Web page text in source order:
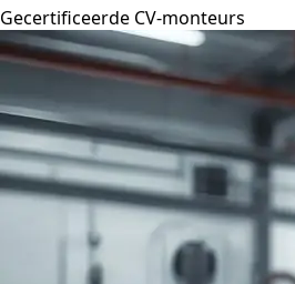
Gecertificeerde CV-monteurs